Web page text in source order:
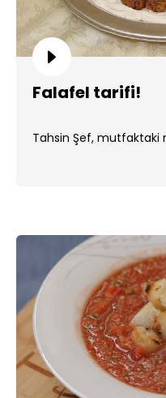
Falafel tarifi!
Tahsin Şef, mutfaktaki